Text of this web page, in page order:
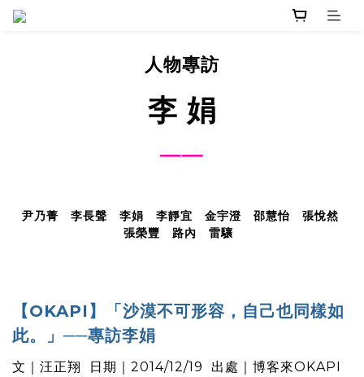
人物專訪
李 娟
──
尹乃菁 李長聲 李娟 李靜宜 金宇澄 邵慧怡
張悅然
張榮豐
路內 雷驤
【OKAPI】「沙漠不可形容，自己也同樣如
此。」──專訪李娟
文｜ 汪正翔 日期｜2014/12/19 出處｜ 博客來OKAPI